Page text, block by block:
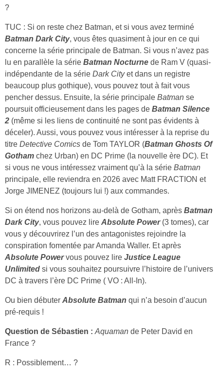
?
TUC : Si on reste chez Batman, et si vous avez terminé
Batman Dark City, vous êtes quasiment à jour en ce qui
concerne la série principale de Batman. Si vous n’avez pas
lu en parallèle la série Batman Nocturne de Ram V (quasi-
indépendante de la série Dark Cityet dans un registre
beaucoup plus gothique), vous pouvez tout à fait vous
pencher dessus. Ensuite, la série principale Batman se
poursuit officieusement dans les pages de Batman Silence
2 (même si les liens de continuité ne sont pas évidents à
déceler). Aussi, vous pouvez vous intéresser à la reprise du
titre Detective Comics de Tom TAYLOR (Batman Ghosts Of
Gotham chez Urban) en DC Prime (la nouvelle ère DC). Et
si vous ne vous intéressez vraiment qu’à la série Batman
principale, elle reviendra en 2026 avec Matt FRACTION et
Jorge JIMENEZ (toujours lui !) aux commandes.
Si on étend nos horizons au-delà de Gotham, après Batman
Dark City, vous pouvez lire Absolute Power(3 tomes), car
vous y découvrirez l’un des antagonistes rejoindre la
conspiration fomentée par Amanda Waller. Et après
Absolute Powervous pouvez lire Justice League
Unlimited si vous souhaitez poursuivre l’histoire de l’univers
DC à travers l’ère DC Prime ( VO : All-In).
Ou bien débuter Absolute Batman qui n’a besoin d’aucun
pré-requis !
Question de Sébastien : Aquaman de Peter David en
France ?
R : Possiblement… ?